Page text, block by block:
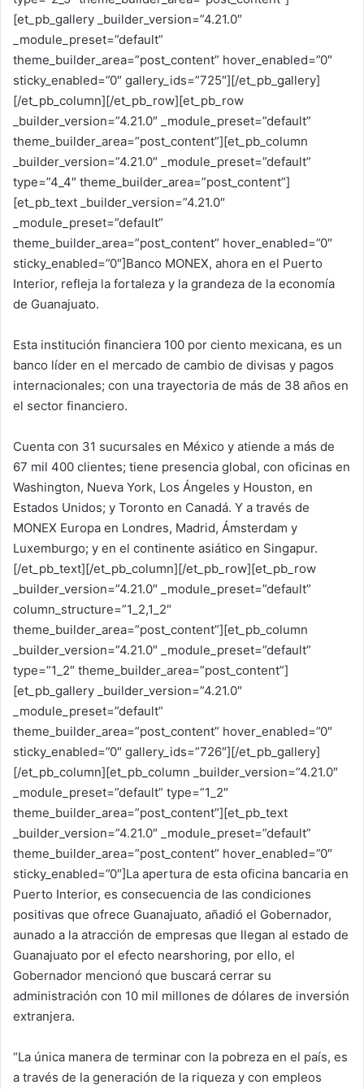
[et_pb_gallery _builder_version=”4.21.0″
_module_preset=”default”
theme_builder_area=”post_content” hover_enabled=”0″
sticky_enabled=”0″ gallery_ids=”725″][/et_pb_gallery]
[/et_pb_column][/et_pb_row][et_pb_row
_builder_version=”4.21.0″ _module_preset=”default”
theme_builder_area=”post_content”][et_pb_column
_builder_version=”4.21.0″ _module_preset=”default”
type=”4_4″ theme_builder_area=”post_content”]
[et_pb_text _builder_version=”4.21.0″
_module_preset=”default”
theme_builder_area=”post_content” hover_enabled=”0″
sticky_enabled=”0″]Banco MONEX, ahora en el Puerto
Interior, refleja la fortaleza y la grandeza de la economía
de Guanajuato.
Esta institución financiera 100 por ciento mexicana, es un
banco líder en el mercado de cambio de divisas y pagos
internacionales; con una trayectoria de más de 38 años en
el sector financiero.
Cuenta con 31 sucursales en México y atiende a más de
67 mil 400 clientes; tiene presencia global, con oficinas en
Washington, Nueva York, Los Ángeles y Houston, en
Estados Unidos; y Toronto en Canadá. Y a través de
MONEX Europa en Londres, Madrid, Ámsterdam y
Luxemburgo; y en el continente asiático en Singapur.
[/et_pb_text][/et_pb_column][/et_pb_row][et_pb_row
_builder_version=”4.21.0″ _module_preset=”default”
column_structure=”1_2,1_2″
theme_builder_area=”post_content”][et_pb_column
_builder_version=”4.21.0″ _module_preset=”default”
type=”1_2″ theme_builder_area=”post_content”]
[et_pb_gallery _builder_version=”4.21.0″
_module_preset=”default”
theme_builder_area=”post_content” hover_enabled=”0″
sticky_enabled=”0″ gallery_ids=”726″][/et_pb_gallery]
[/et_pb_column][et_pb_column _builder_version=”4.21.0″
_module_preset=”default” type=”1_2″
theme_builder_area=”post_content”][et_pb_text
_builder_version=”4.21.0″ _module_preset=”default”
theme_builder_area=”post_content” hover_enabled=”0″
sticky_enabled=”0″]La apertura de esta oficina bancaria en
Puerto Interior, es consecuencia de las condiciones
positivas que ofrece Guanajuato, añadió el Gobernador,
aunado a la atracción de empresas que llegan al estado de
Guanajuato por el efecto nearshoring, por ello, el
Gobernador mencionó que buscará cerrar su
administración con 10 mil millones de dólares de inversión
extranjera.
“La única manera de terminar con la pobreza en el país, es
a través de la generación de la riqueza y con empleos